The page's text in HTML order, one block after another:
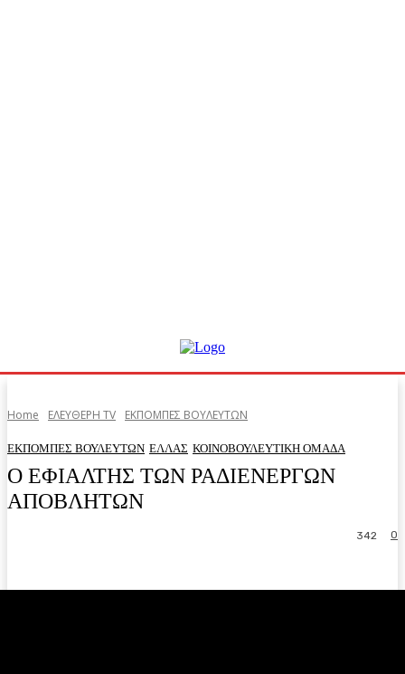
Home ΕΛΕΥΘΕΡΗ ΤV ΕΚΠΟΜΠΕΣ ΒΟΥΛΕΥΤΩΝ
ΕΚΠΟΜΠΕΣ ΒΟΥΛΕΥΤΩΝ ΕΛΛΑΣ ΚΟΙΝΟΒΟΥΛΕΥΤΙΚΗ ΟΜΑΔΑ
Ο ΕΦΙΑΛΤΗΣ ΤΩΝ ΡΑΔΙΕΝΕΡΓΩΝ
ΑΠΟΒΛΗΤΩΝ
0
342